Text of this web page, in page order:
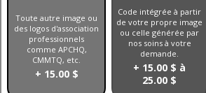
Toute autre image ou
des logos d'association
professionnels
comme APCHQ,
CMMTQ, etc.
+ 15.00 $
Code intégrée à partir
de votre propre image
ou celle générée par
nos soins à votre
demande.
+ 15.00 $ à
25.00 $